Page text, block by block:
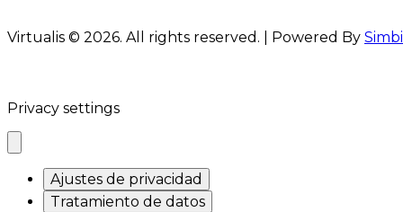
Virtualis © 2026. All rights reserved. | Powered By
Privacy settings
Ajustes de privacidad
Tratamiento de datos